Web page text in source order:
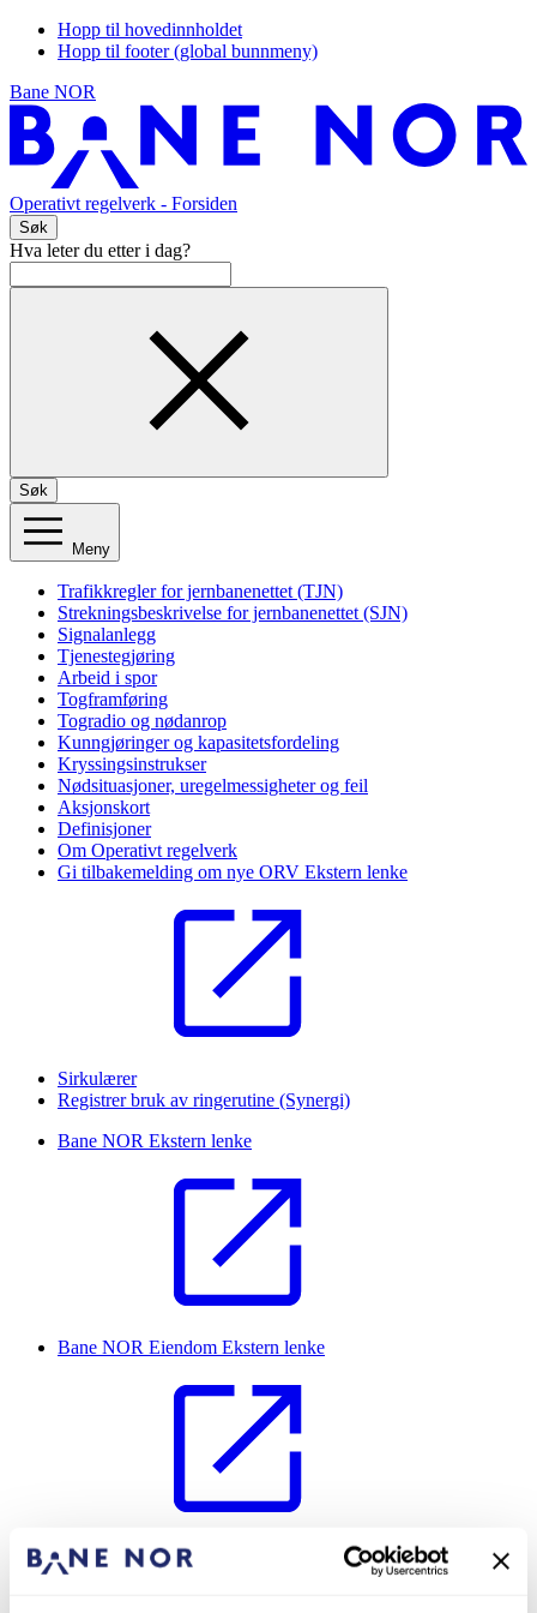
Hopp til hovedinnholdet
Hopp til footer (global bunnmeny)
Bane NOR
Operativt regelverk - Forsiden
Søk
Hva leter du etter i dag?
Søk
Meny
Trafikkregler for jernbanenettet (TJN)
Strekningsbeskrivelse for jernbanenettet (SJN)
Signalanlegg
Tjenestegjøring
Arbeid i spor
Togframføring
Togradio og nødanrop
Kunngjøringer og kapasitetsfordeling
Kryssingsinstrukser
Nødsituasjoner, uregelmessigheter og feil
Aksjonskort
Definisjoner
Om Operativt regelverk
Gi tilbakemelding om nye ORV Ekstern lenke
Sirkulærer
Registrer bruk av ringerutine (Synergi)
Bane NOR Ekstern lenke
Bane NOR Eiendom Ekstern lenke
Bane NOR Oppslagsverk Ekstern lenke